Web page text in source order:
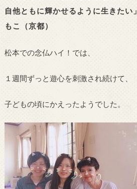
自他ともに輝かせるように生きたい」
もこ（京都）
松本での念仏ハイ！では、
１週間ずっと遊心を刺激され続けて、
子どもの頃にかえったようでした。